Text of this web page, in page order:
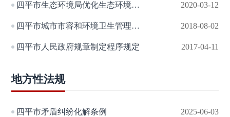
四平市生态环境局优化生态环境保护工作统筹推进疫情防控和经济社会发展若干规定 2020-03-12
四平市城市市容和环境卫生管理办法 2018-08-02
四平市人民政府规章制定程序规定 2017-04-11
地方性法规
四平市矛盾纠纷化解条例 2025-06-03